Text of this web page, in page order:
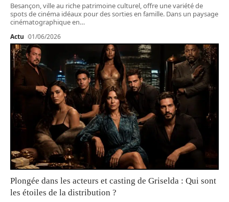
Besançon, ville au riche patrimoine culturel, offre une variété de
spots de cinéma idéaux pour des sorties en famille. Dans un paysage
cinématographique en…
Actu 01/06/2026
Plongée dans les acteurs et casting de Griselda : Qui sont
les étoiles de la distribution ?